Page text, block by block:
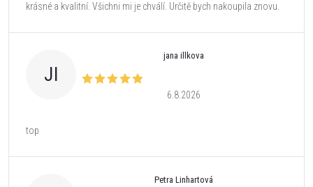
krásné a kvalitní. Všichni mi je chválí. Určitě bych nakoupila znovu.
JI
jana illkova
6.8.2026
top
Petra Linhartová